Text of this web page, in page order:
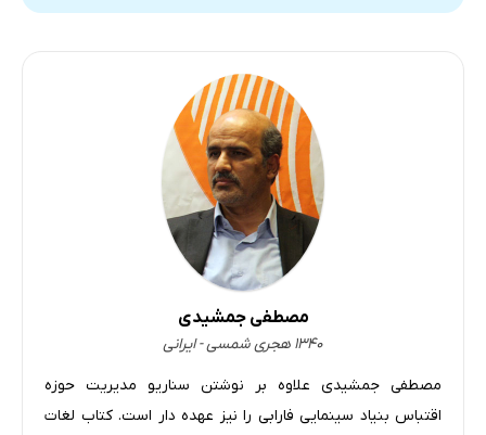
مصطفی جمشیدی
۱۳۴۰ هجری شمسی - ایرانی
مصطفی جمشیدی علاوه بر نوشتن سناریو مدیریت حوزه
اقتباس بنیاد سینمایی فارابی را نیز عهده دار است. کتاب لغات